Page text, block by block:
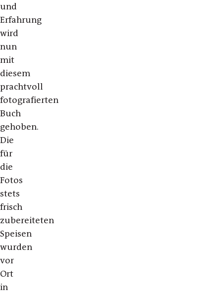
und
Erfahrung
wird
nun
mit
diesem
prachtvoll
fotografierten
Buch
gehoben.
Die
für
die
Fotos
stets
frisch
zubereiteten
Speisen
wurden
vor
Ort
in